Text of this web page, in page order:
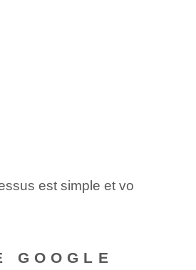
est simple et vo
GOOGLE